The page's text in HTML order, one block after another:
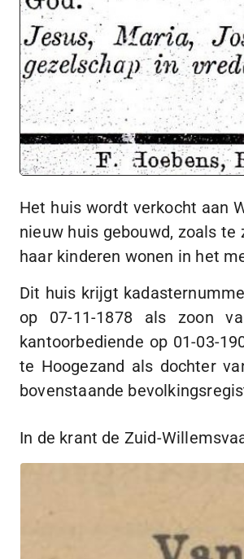
Het huis wordt verkocht aan
nieuw huis gebouwd, zoals
haar kinderen wonen in het
Dit huis krijgt
op 07-11-1878 als zoon
kantoorbediende op 01-03-
te Hoogezand als dochter
bovenstaande
In de krant de Zuid-